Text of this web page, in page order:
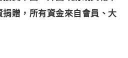
贈，所有資金來自會員、大